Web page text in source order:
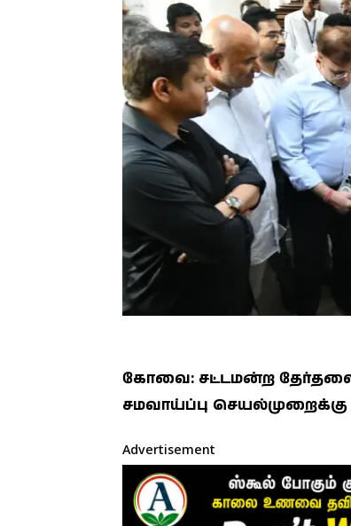
கோவை: சட்டமன்ற தேர்தலை
சமவாய்ப்பு செயல்முறைக்கு
Advertisement